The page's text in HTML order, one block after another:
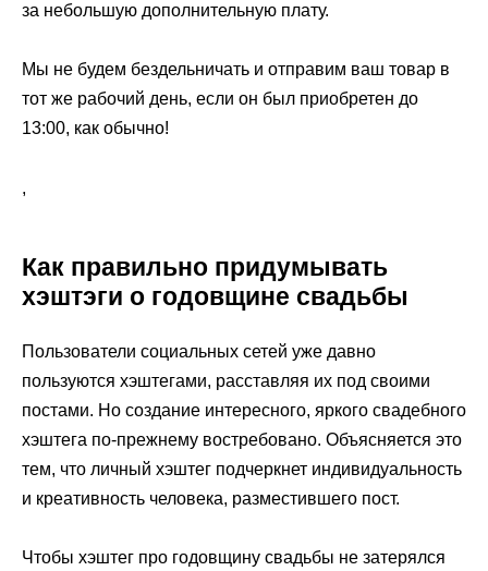
за небольшую дополнительную плату.
Мы не будем бездельничать и отправим ваш товар в
тот же рабочий день, если он был приобретен до
13:00, как обычно!
,
Как правильно придумывать
хэштэги о годовщине свадьбы
Пользователи социальных сетей уже давно
пользуются хэштегами, расставляя их под своими
постами. Но создание интересного, яркого свадебного
хэштега по-прежнему востребовано. Объясняется это
тем, что личный хэштег подчеркнет индивидуальность
и креативность человека, разместившего пост.
Чтобы хэштег про годовщину свадьбы не затерялся